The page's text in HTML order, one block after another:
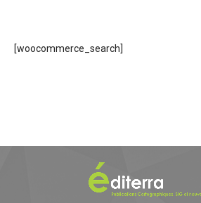
[woocommerce_search]